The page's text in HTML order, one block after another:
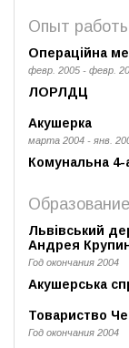
Опыт
Операційна
февр. 2005 - февр.
ЛОРЛДЦ
Акушерка
марта 2004 - янв.
Комунальна 4-а
Львівський
Андрея
Год окончания 2004
Акушерська
Товариство
Год окончания 2004